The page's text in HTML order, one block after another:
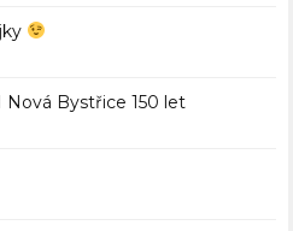
Nová Bystřice 150 let